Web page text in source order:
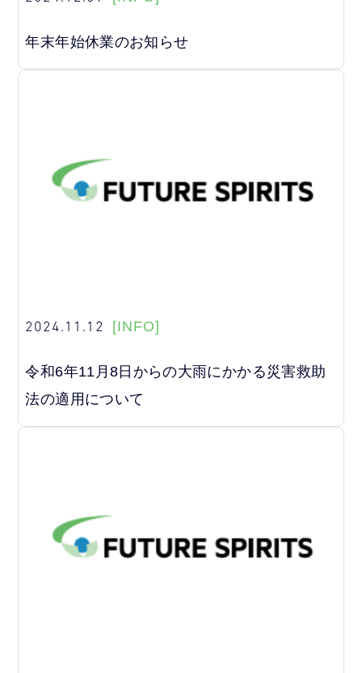
年末年始休業のお知らせ
2024.11.12 [INFO]
令和6年11月8日からの大雨にかかる災害救助
法の適用について